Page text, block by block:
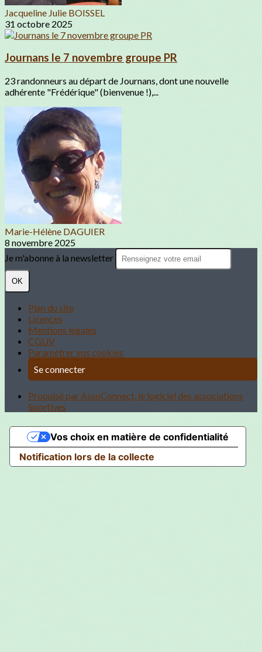
Jacqueline Julie BOISSEL
31 octobre 2025
Journans le 7 novembre groupe PR
23 randonneurs au départ de Journans, dont une nouvelle
adhérente "Frédérique" (bienvenue !),...
Marie-Hélène DAGUIER
8 novembre 2025
Je m'abonne à la newsletter
OK
Plan du site
Licences
Mentions légales
CGUV
Paramétrer vos cookies
Se connecter
Propulsé par AssoConnect, le logiciel des associations
Sportives
Notification lors de la collecte
Vos choix en matière de confidentialité